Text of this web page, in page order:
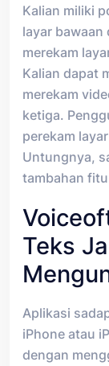
Kalian miliki
layar bawaan
merekam
Kalian dapat
merekam
ketiga.
perekam
Untungnya,
tambahan
Teks
Aplikasi
iPhone atau
dengan